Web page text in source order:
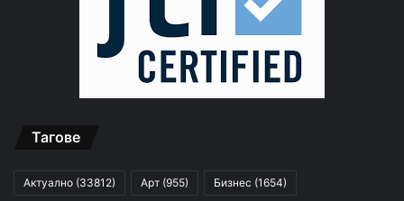
Тагове
Актуално (33812) Арт (955) Бизнес (1654)